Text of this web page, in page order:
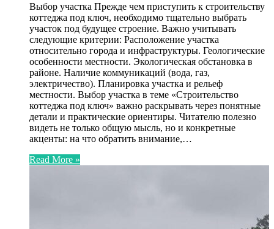
Выбор участка Прежде чем приступить к строительству
коттеджа под ключ, необходимо тщательно выбрать
участок под будущее строение. Важно учитывать
следующие критерии: Расположение участка
относительно города и инфраструктуры. Геологические
особенности местности. Экологическая обстановка в
районе. Наличие коммуникаций (вода, газ,
электричество). Планировка участка и рельеф
местности. Выбор участка в теме «Строительство
коттеджа под ключ» важно раскрывать через понятные
детали и практические ориентиры. Читателю полезно
видеть не только общую мысль, но и конкретные
акценты: на что обратить внимание,…
Read More »